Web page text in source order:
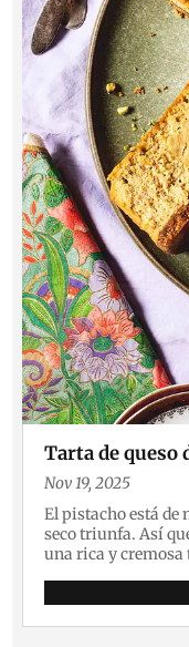
Tarta de queso
Nov 19, 2025
El pistacho está de
seco triunfa. Así
una rica y cremosa